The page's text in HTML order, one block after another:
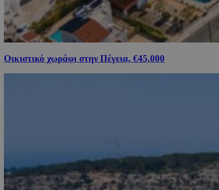
Οικιστικό χωράφι στην Πέγεια, €45,000